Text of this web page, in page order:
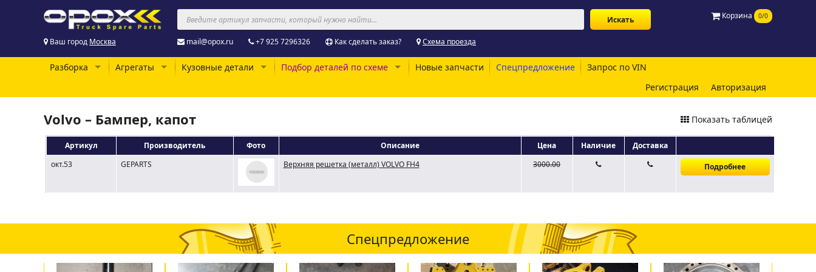
Корзина 0/0
Ваш город Москва mail@opox.ru +7 925 7296326 Как сделать заказ? Схема проезда
Разборка Агрегаты Кузовные детали Подбор деталей по схеме Новые запчасти Спецпредложение
Запрос по VIN
Регистрация
Авторизация
Volvo – Бампер, капот Показать таблицей
Артикул Производитель Фото Описание Цена Наличие
Доставка
окт.53
GEPARTS Верхняя решетка (металл) VOLVO FH4 3000.00 Подробнее
Спецпредложение